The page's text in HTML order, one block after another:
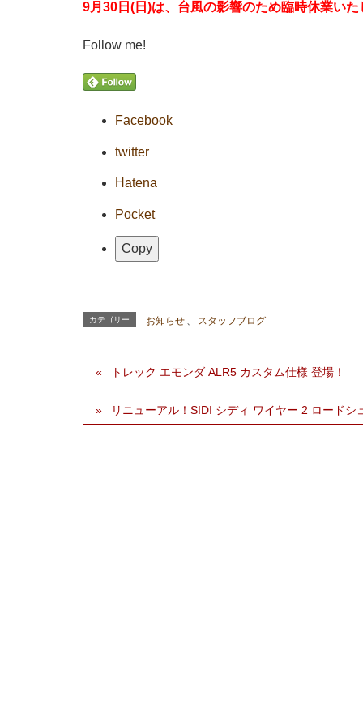
9月30日(日)は、台風の影響のため臨時休業いた
Follow me!
Facebook
twitter
Hatena
Pocket
Copy
カテゴリー お知らせ 、 スタッフブログ
トレック エモンダ ALR5 カスタム仕様 登場！
リニューアル！SIDI シディ ワイヤー 2 ロードシ